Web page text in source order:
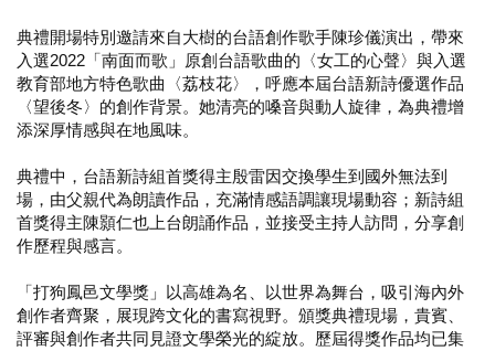
典禮開場特別邀請來自大樹的台語創作歌手陳珍儀演出，帶來
入選2022「南面而歌」原創台語歌曲的〈女工的心聲〉與入選
教育部地方特色歌曲〈荔枝花〉，呼應本屆台語新詩優選作品
〈望後冬〉的創作背景。她清亮的嗓音與動人旋律，為典禮增
添深厚情感與在地風味。
典禮中，台語新詩組首獎得主殷雷因交換學生到國外無法到
場，由父親代為朗讀作品，充滿情感語調讓現場動容；新詩組
首獎得主陳顥仁也上台朗誦作品，並接受主持人訪問，分享創
作歷程與感言。
「打狗鳳邑文學獎」以高雄為名、以世界為舞台，吸引海內外
創作者齊聚，展現跨文化的書寫視野。頒獎典禮現場，貴賓、
評審與創作者共同見證文學榮光的綻放。歷屆得獎作品均已集